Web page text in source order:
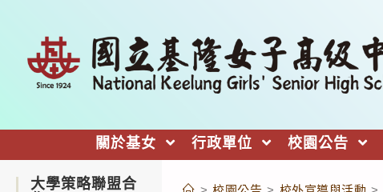
關於基女 行政單位 校園公告
大學策略聯盟合